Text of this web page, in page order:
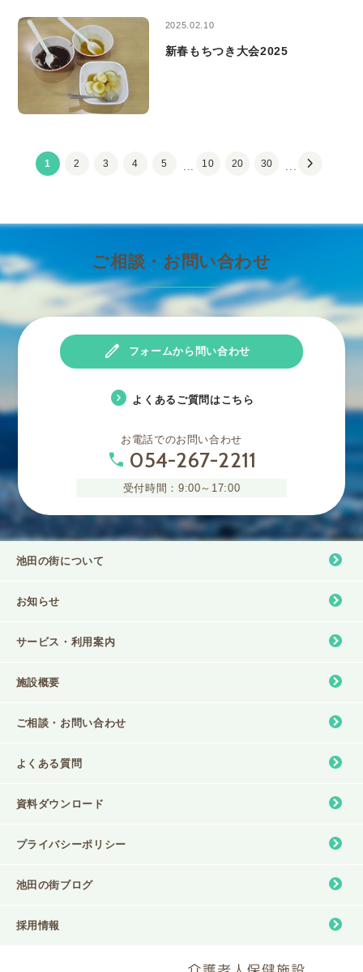
新春もちつき大会2025
2025.02.10
1 2 3 4 5 10 20 30 chevron_right
ご相談・お問い合わせ
お電話でのお問い合わせ
phone 054-267-2211
受付時間：9:00～17:00
edit フォームから問い合わせ
expand_circle_right よくあるご質問はこちら
池田の街について
お知らせ
サービス・利⽤案内
施設概要
ご相談・お問い合わせ
よくある質問
資料ダウンロード
プライバシーポリシー
池⽥の街ブログ
採用情報